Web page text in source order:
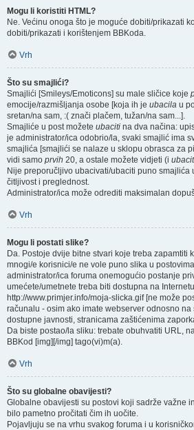
Mogu li koristiti HTML?
Ne. Većinu onoga što je moguće dobiti/prikazati
dobiti/prikazati i korištenjem BBKoda.
Vrh
Što su smajlići?
Smajlići [Smileys/Emoticons] su male sličice koje
emocije/razmišljanja osobe [koja ih je ubacila u
sretan/na sam, :( znači plačem, tužan/na sam...].
Smajliće u post možete ubaciti na dva načina:
je administrator/ica odobrio/la, svaki smajlić ima
smajlića [smajlići se nalaze u sklopu obrasca za
vidi samo prvih 20, a ostale možete vidjeti (i
Nije preporučljivo ubacivati/ubaciti puno smajlića
čitljivost i preglednost.
Administrator/ica može odrediti maksimalan
Vrh
Mogu li postati slike?
Da. Postoje dvije bitne stvari koje treba zapamtiti
mnogi/e korisnici/e ne vole puno slika u
administrator/ica foruma onemogućio postanje
umećete/umetnete treba biti dostupna na
http://www.primjer.info/moja-slicka.gif [ne može
računalu - osim ako imate webserver odnosno na
dostupne javnosti, stranicama zaštićenima
Da biste postao/la sliku: trebate obuhvatiti URL,
BBKod [img][/img] tago(vi)m(a).
Vrh
Što su globalne obavijesti?
Globalne obavijesti su postovi koji sadrže važne
bilo pametno pročitati čim ih uočite.
Pojavljuju se na vrhu svakog foruma i u